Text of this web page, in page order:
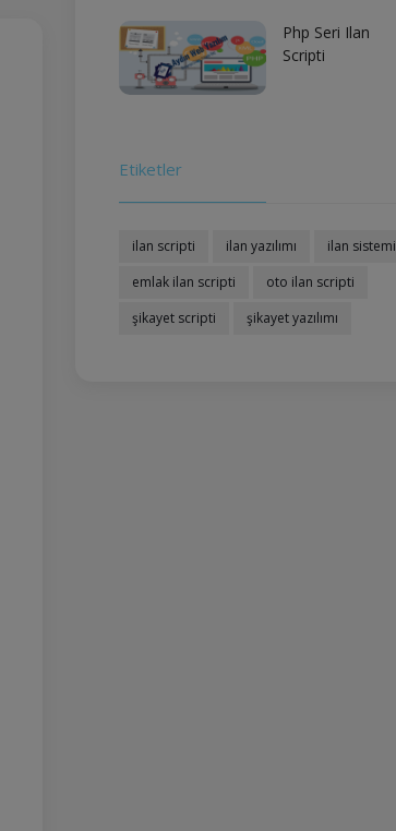
Php Seri Ilan
Scripti
Etiketler
ilan scripti ilan yazılımı
ilan sistemi
emlak ilan scripti
oto ilan scripti
şikayet scripti
şikayet yazılımı